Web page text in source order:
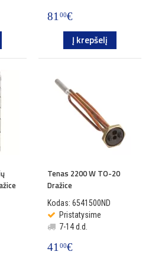
8100€
Į krepšelį
Tenas 2200 W TO-20
Dražice
Kodas: 6541500ND
Pristatysime
7-14 d.d.
4100€